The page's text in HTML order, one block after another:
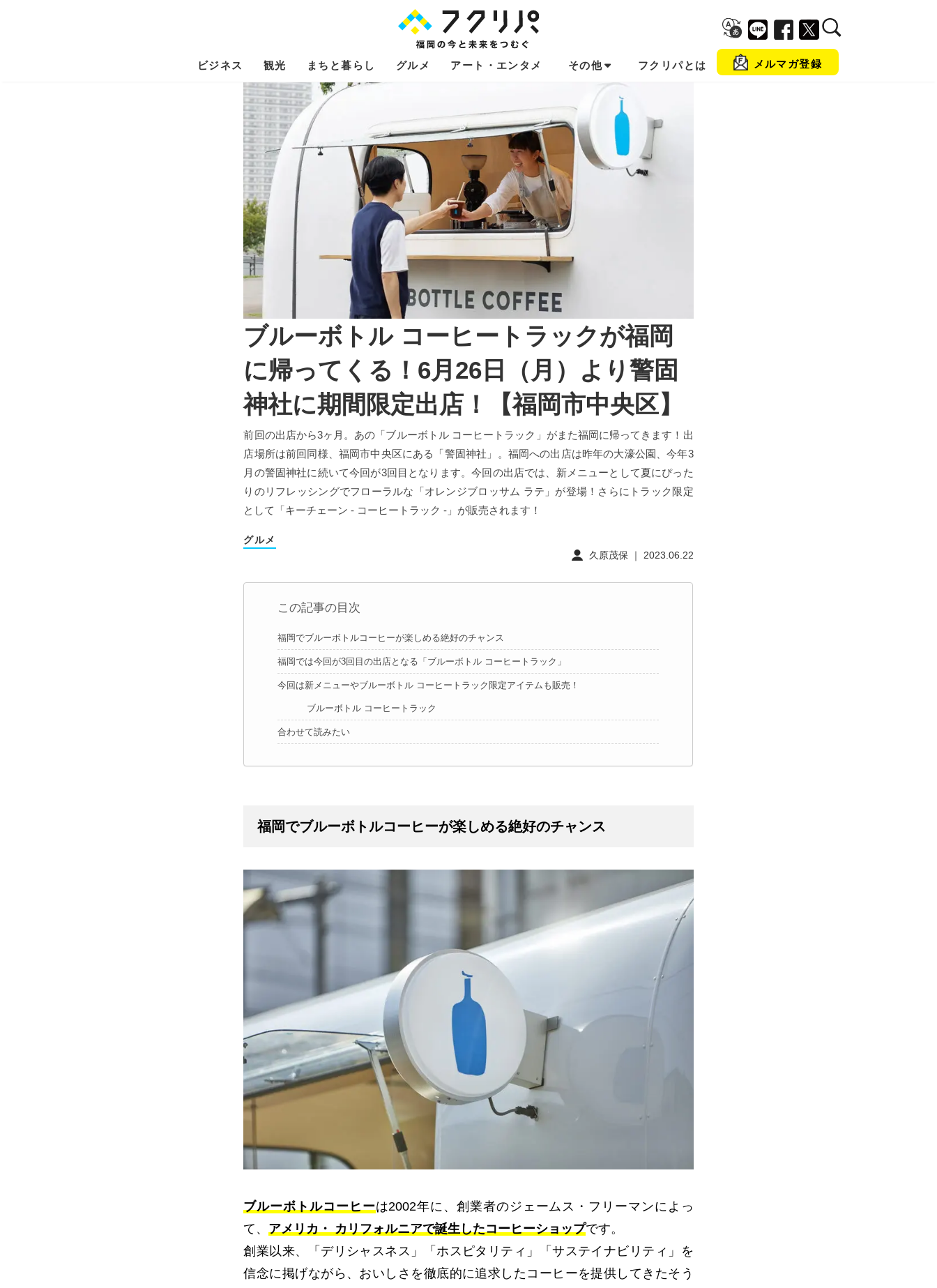
ビジネス 観光 まちと暮らし グルメ アート・エンタメ その他
これからのお金
福岡あるある
連載
不動産コラム
フクリパとは メルマガ登録
ブルーボトル コーヒートラックが福岡
に帰ってくる！6月26日（月）より警固
神社に期間限定出店！【福岡市中央区】
前回の出店から3ヶ月。あの「ブルーボトル コーヒートラック」がまた福岡に帰ってきます！出
店場所は前回同様、福岡市中央区にある「警固神社」。福岡への出店は昨年の大濠公園、今年3
月の警固神社に続いて今回が3回目となります。今回の出店では、新メニューとして夏にぴった
りのリフレッシングでフローラルな「オレンジブロッサム ラテ」が登場！さらにトラック限定
として「キーチェーン - コーヒートラック -」が販売されます！
グルメ
久原茂保 ｜ 2023.06.22
この記事の目次
福岡でブルーボトルコーヒーが楽しめる絶好のチャンス
福岡では今回が3回目の出店となる「ブルーボトル コーヒートラック」
今回は新メニューやブルーボトル コーヒートラック限定アイテムも販売！
ブルーボトル コーヒートラック
合わせて読みたい
福岡でブルーボトルコーヒーが楽しめる絶好のチャンス
ブルーボトルコーヒーは2002年に、創業者のジェームス・フリーマンによっ
て、アメリカ・ カリフォルニアで誕生したコーヒーショップです。
創業以来、「デリシャスネス」「ホスピタリティ」「サステイナビリティ」を
信念に掲げながら、おいしさを徹底的に追求したコーヒーを提供してきたそう